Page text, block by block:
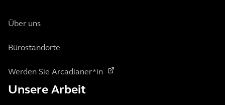
Über uns
Bürostandorte
Werden Sie Arcadianer*in
Unsere Arbeit